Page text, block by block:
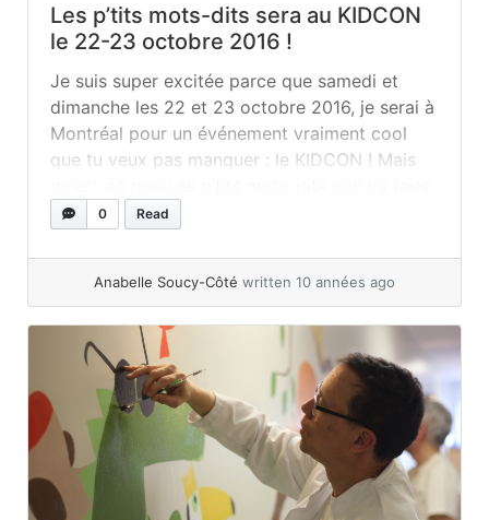
Les p’tits mots-dits sera au KIDCON
le 22-23 octobre 2016 !
Je suis super excitée parce que samedi et
dimanche les 22 et 23 octobre 2016, je serai à
Montréal pour un événement vraiment cool
que tu veux pas manquer : le KIDCON ! Mais
dans une convention pour les jeunes vous
qu’une... »read more
0 Read
Anabelle Soucy-Côté written 10 années ago